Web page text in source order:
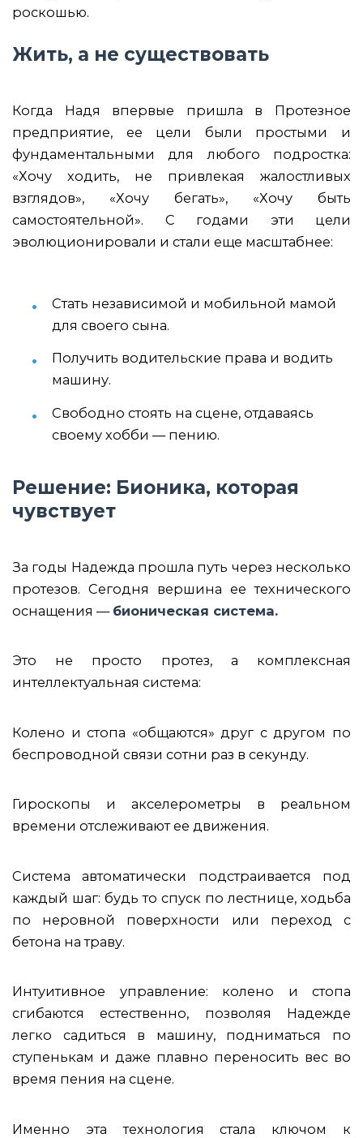
роскошью.
Жить, а не существовать
Когда Надя впервые пришла в Протезное
предприятие, ее цели были простыми и
фундаментальными для любого подростка:
«Хочу ходить, не привлекая жалостливых
взглядов», «Хочу бегать», «Хочу быть
самостоятельной». С годами эти цели
эволюционировали и стали еще масштабнее:
Стать независимой и мобильной мамой
для своего сына.
Получить водительские права и водить
машину.
Свободно стоять на сцене, отдаваясь
своему хобби — пению.
Решение: Бионика, которая
чувствует
За годы Надежда прошла путь через несколько
протезов. Сегодня вершина ее технического
оснащения — бионическая система.
Это не просто протез, а комплексная
интеллектуальная система:
Колено и стопа «общаются» друг с другом по
беспроводной связи сотни раз в секунду.
Гироскопы и акселерометры в реальном
времени отслеживают ее движения.
Система автоматически подстраивается под
каждый шаг: будь то спуск по лестнице, ходьба
по неровной поверхности или переход с
бетона на траву.
Интуитивное управление: колено и стопа
сгибаются естественно, позволяя Надежде
легко садиться в машину, подниматься по
ступенькам и даже плавно переносить вес во
время пения на сцене.
Именно эта технология стала ключом к